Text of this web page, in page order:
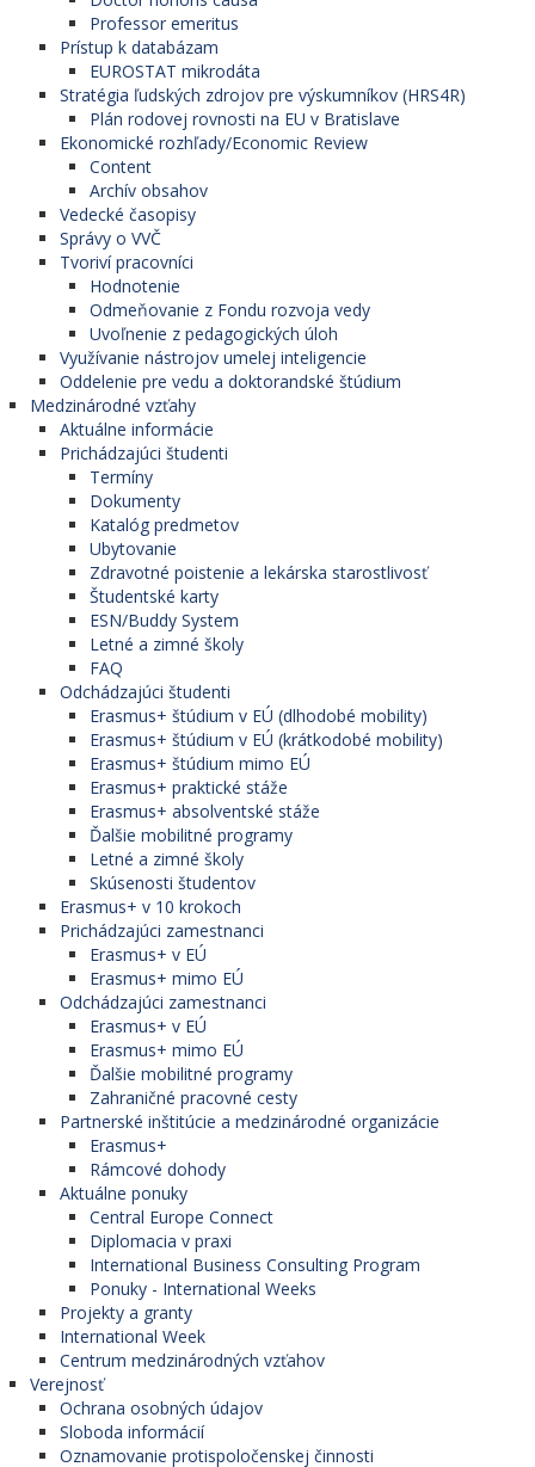
Professor emeritus
Prístup k databázam
EUROSTAT mikrodáta
Stratégia ľudských zdrojov pre výskumníkov (HRS4R)
Plán rodovej rovnosti na EU v Bratislave
Ekonomické rozhľady/Economic Review
Content
Archív obsahov
Vedecké časopisy
Správy o VVČ
Tvoriví pracovníci
Hodnotenie
Odmeňovanie z Fondu rozvoja vedy
Uvoľnenie z pedagogických úloh
Využívanie nástrojov umelej inteligencie
Oddelenie pre vedu a doktorandské štúdium
Medzinárodné vzťahy
Aktuálne informácie
Prichádzajúci študenti
Termíny
Dokumenty
Katalóg predmetov
Ubytovanie
Zdravotné poistenie a lekárska starostlivosť
Študentské karty
ESN/Buddy System
Letné a zimné školy
FAQ
Odchádzajúci študenti
Erasmus+ štúdium v EÚ (dlhodobé mobility)
Erasmus+ štúdium v EÚ (krátkodobé mobility)
Erasmus+ štúdium mimo EÚ
Erasmus+ praktické stáže
Erasmus+ absolventské stáže
Ďalšie mobilitné programy
Letné a zimné školy
Skúsenosti študentov
Erasmus+ v 10 krokoch
Prichádzajúci zamestnanci
Erasmus+ v EÚ
Erasmus+ mimo EÚ
Odchádzajúci zamestnanci
Erasmus+ v EÚ
Erasmus+ mimo EÚ
Ďalšie mobilitné programy
Zahraničné pracovné cesty
Partnerské inštitúcie a medzinárodné organizácie
Erasmus+
Rámcové dohody
Aktuálne ponuky
Central Europe Connect
Diplomacia v praxi
International Business Consulting Program
Ponuky - International Weeks
Projekty a granty
International Week
Centrum medzinárodných vzťahov
Verejnosť
Ochrana osobných údajov
Sloboda informácií
Oznamovanie protispoločenskej činnosti